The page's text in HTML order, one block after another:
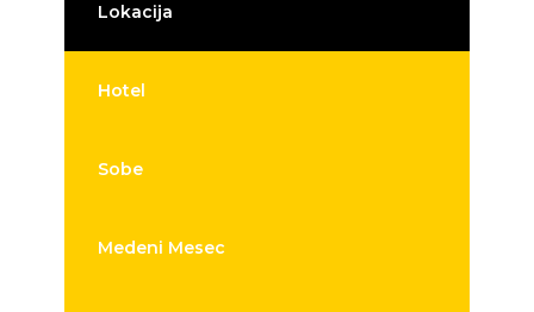
Lokacija
Hotel
Sobe
Medeni Mesec